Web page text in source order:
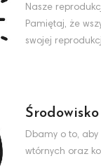
Nasze
Pamiętaj, że
swojej
Dbamy o to,
wtórnych oraz